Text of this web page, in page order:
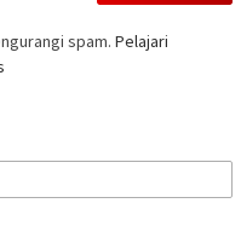
spam. Pelajari